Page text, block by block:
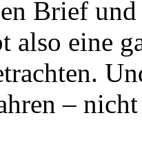
Brief
also eine
–